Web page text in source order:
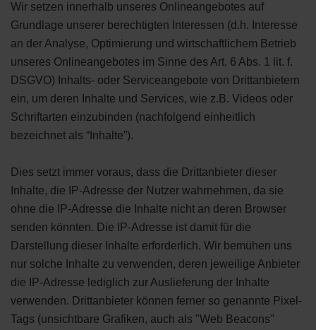
Wir setzen innerhalb unseres Onlineangebotes auf
Grundlage unserer berechtigten Interessen (d.h. Interesse
an der Analyse, Optimierung und wirtschaftlichem Betrieb
unseres Onlineangebotes im Sinne des Art. 6 Abs. 1 lit. f.
DSGVO) Inhalts- oder Serviceangebote von Drittanbietern
ein, um deren Inhalte und Services, wie z.B. Videos oder
Schriftarten einzubinden (nachfolgend einheitlich
bezeichnet als “Inhalte”).
Dies setzt immer voraus, dass die Drittanbieter dieser
Inhalte, die IP-Adresse der Nutzer wahrnehmen, da sie
ohne die IP-Adresse die Inhalte nicht an deren Browser
senden könnten. Die IP-Adresse ist damit für die
Darstellung dieser Inhalte erforderlich. Wir bemühen uns
nur solche Inhalte zu verwenden, deren jeweilige Anbieter
die IP-Adresse lediglich zur Auslieferung der Inhalte
verwenden. Drittanbieter können ferner so genannte Pixel-
Tags (unsichtbare Grafiken, auch als "Web Beacons"